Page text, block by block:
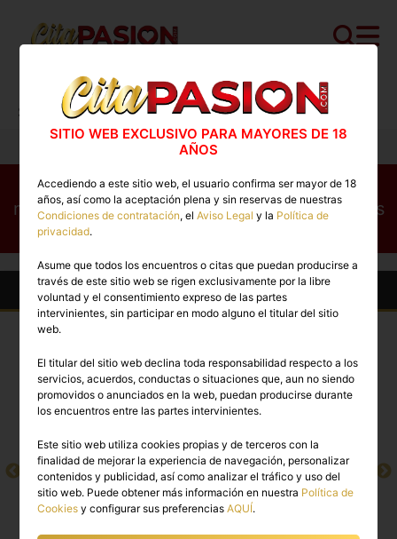
Cita PASION.COM>Escorts>Sevilla>
Sevilla capital>Mia
Este perfil no está disponible en este
momento. Conoce otros perfiles disponibles
Otras Escorts en Sevilla capital
SITIO WEB EXCLUSIVO PARA MAYORES DE 18
AÑOS
Accediendo a este sitio web, el usuario confirma ser mayor de 18
años, así como la aceptación plena y sin reservas de nuestras
Condiciones de contratación, elAviso Legal y la Política de
privacidad.
Asume que todos los encuentros o citas que puedan producirse a
través de este sitio web se rigen exclusivamente por la libre
voluntad y el consentimiento expreso de las partes
intervinientes, sin participar en modo alguno el titular del sitio
web.
El titular del sitio web declina toda responsabilidad respecto a los
servicios, acuerdos, conductas o situaciones que, aun no siendo
promovidos o anunciados en la web, puedan producirse durante
los encuentros entre las partes intervinientes.
Este sitio web utiliza cookies propias y de terceros con la
finalidad de mejorar la experiencia de navegación, personalizar
contenidos y publicidad, así como analizar el tráfico y uso del
sitio web. Puede obtener más información en nuestra Política de
Cookies y configurar sus preferenciasAQUÍ.